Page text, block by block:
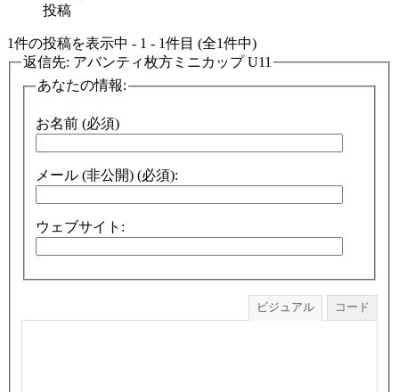
投稿
1件の投稿を表示中 - 1 - 1件目 (全1件中)
返信先: アバンティ枚方ミニカップ U11
あなたの情報:
お名前 (必須)
メール (非公開) (必須):
ウェブサイト:
ビジュアル コード